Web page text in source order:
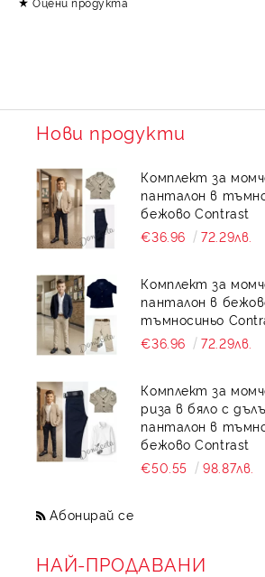
Нови продукти
Комплект за
панталон в
бежово Contrast
€36.96
72.29лв.
Комплект за
панталон в
тъмносиньо
€36.96
72.29лв.
Комплект за
риза в бяло с
панталон в
бежово Contrast
€50.55
98.87лв.
Абонирай се
НАЙ-ПРОДАВАНИ